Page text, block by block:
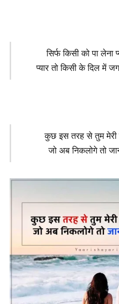
सिर्फ किसी को पा लेना
प्यार तो किसी के दिल में
कुछ इस तरह से तुम मेरी
जो अब निकलोगे तो